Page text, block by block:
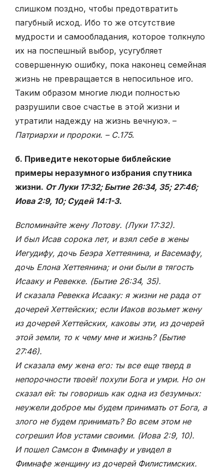
слишком поздно, чтобы предотвратить
пагубный исход. Ибо то же отсутствие
мудрости и самообладания, которое толкнуло
их на поспешный выбор, усугубляет
совершенную ошибку, пока наконец семейная
жизнь не превращается в непосильное иго.
Таким образом многие люди полностью
разрушили свое счастье в этой жизни и
утратили надежду на жизнь вечную». –
Патриархи и пророки. – С.175.
б. Приведите некоторые библейские
примеры неразумного избрания спутника
жизни. От Луки 17:32; Бытие 26:34, 35; 27:46;
Иова 2:9, 10; Судей 14:1-3.
Вспоминайте жену Лотову. (Луки 17:32).
И был Исав сорока лет, и взял себе в жены
Иегудифу, дочь Беэра Хеттеянина, и Васемафу,
дочь Елона Хеттеянина; и они были в тягость
Исааку и Ревекке. (Бытие 26:34, 35).
И сказала Ревекка Исааку: я жизни не рада от
дочерей Хеттейских; если Иаков возьмет жену
из дочерей Хеттейских, каковы эти, из дочерей
этой земли, то к чему мне и жизнь? (Бытие
27:46).
И сказала ему жена его: ты все еще тверд в
непорочности твоей! похули Бога и умри. Но он
сказал ей: ты говоришь как одна из безумных:
неужели доброе мы будем принимать от Бога, а
злого не будем принимать? Во всем этом не
согрешил Иов устами своими. (Иова 2:9, 10).
И пошел Самсон в Фимнафу и увидел в
Фимнафе женщину из дочерей Филистимских.